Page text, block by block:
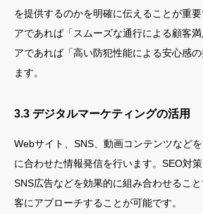
を提供するのかを明確に伝えることが重
アであれば「スムーズな通行による顧客
アであれば「高い防犯性能による安心感
ます。
3.3 デジタルマーケティングの活用
Webサイト、SNS、動画コンテンツなど
に合わせた情報発信を行います。SEO対策
SNS広告などを効果的に組み合わせるこ
客にアプローチすることが可能です。